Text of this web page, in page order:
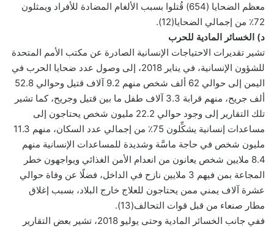
معظم الضحايا (654) قُتلوا بسبب الألغام المضادة للأفراد ويمثلون
72٪ من إجمالي الضحايا(12).
د) الخسائر المادية للحرب
تشير تقديرات الاحتياجات الإنسانية الصادرة عن مكتب الأمم المتحدة
للشؤون الإنسانية، في يناير 2018، إلى وصول عدد ضحايا الحرب في
اليمن إلى حوالي 62 ألف شخص منهم 9.2 آلاف قتيل وحوالي 52.8
ألف جريح، منهم قرابة 3.3 آلاف طفل ما بين قتيل وجريح، كما تشير
تلك التقارير إلى وجود حوالي 22.2 مليون شخص يحتاجون إلى
مساعدات إنسانية يشكِّلون 75٪ من إجمالي عدد السكان، منهم 11.3
مليون شخص في حاجة ماسَّة وشديدة للمساعدات الإنسانية منهم
8.4 ملايين شخص يعانون من انعدام الأمن الغذائي ويواجهون خطر
المجاعة بمن فيهم 3 ملايين نازح في الداخل، فضلًا عن وفاة حوالي
عشرة آلاف يمني ممن يحتاجون للعلاج خارج البلاد، بسبب إغلاق
مطار صنعاء من قبل قوات التحالف(13).
ففي جانب الخسائر المادية وحتى يوليو 2018، تشير بعض التقارير